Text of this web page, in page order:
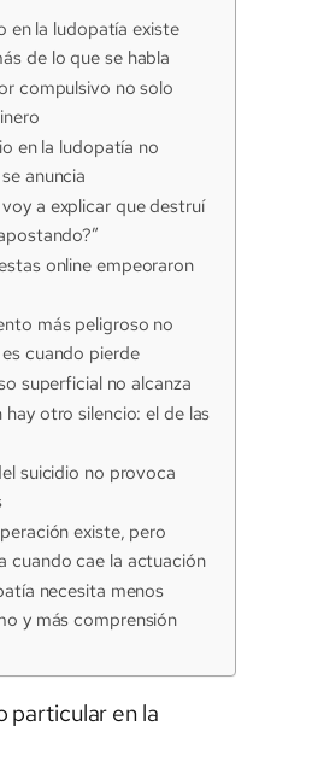
en la ludopatía existe
de lo que se habla
compulsivo no solo
en la ludopatía no
anuncia
voy a explicar que destruí
online empeoraron
más peligroso no
cuando pierde
superficial no alcanza
hay otro silencio: el de las
suicidio no provoca
existe, pero
cuando cae la actuación
necesita menos
y más comprensión
particular en la